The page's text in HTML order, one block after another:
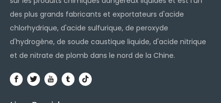
des plus grands fabricants et exportateurs d'acide
chlorhydrique, d'acide sulfurique, de peroxyde
d'hydrogène, de soude caustique liquide, d'acide nitrique
et de nitrate de plomb dans le nord de la Chine.